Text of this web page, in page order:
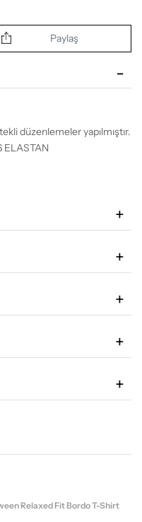
Paylaş
düzenlemeler yapılmıştır.
ELASTAN
Relaxed Fit Bordo T-Shirt